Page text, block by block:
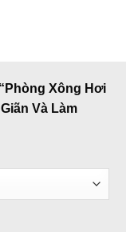
Xông Hơi
Và Làm